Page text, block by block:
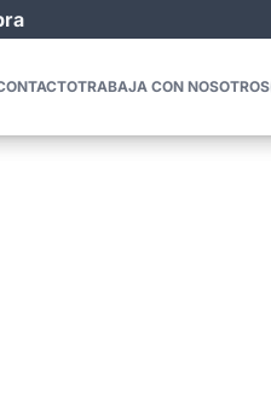
TRABAJA CON NOSOTROS